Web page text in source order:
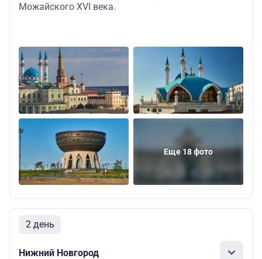
Можайского XVI века.
Еще 18 фото
2 день
Нижний Новгород